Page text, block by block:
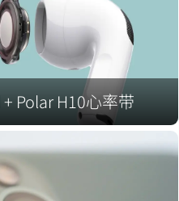
Polar H10心率带